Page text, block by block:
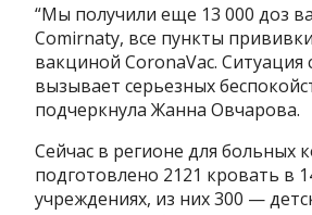
“Мы получили еще 13 000 доз
Comirnaty, все пункты
вакциной CoronaVac. Ситуация
вызывает серьезных
подчеркнула Жанна Овчарова.
Сейчас в регионе для больных
подготовлено 2121 кровать в
учреждениях, из них 300 —